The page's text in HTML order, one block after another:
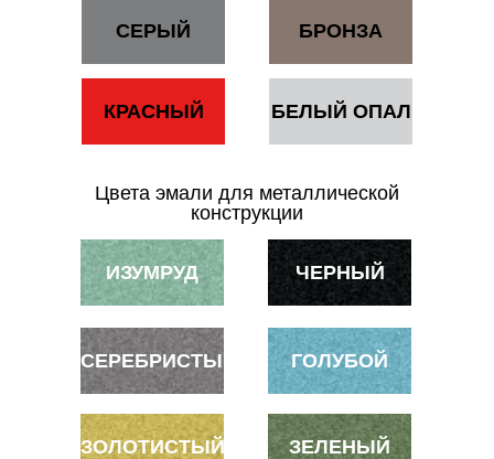
Цвета эмали для металлической
конструкции
БЕЛЫЙ ОПАЛ
БРОНЗА
КРАСНЫЙ
СЕРЫЙ
ЧЕРНЫЙ
ГОЛУБОЙ
ИЗУМРУД
СЕРЕБРИСТЫЙ
ЗЕЛЕНЫЙ
ЗОЛОТИСТЫЙ